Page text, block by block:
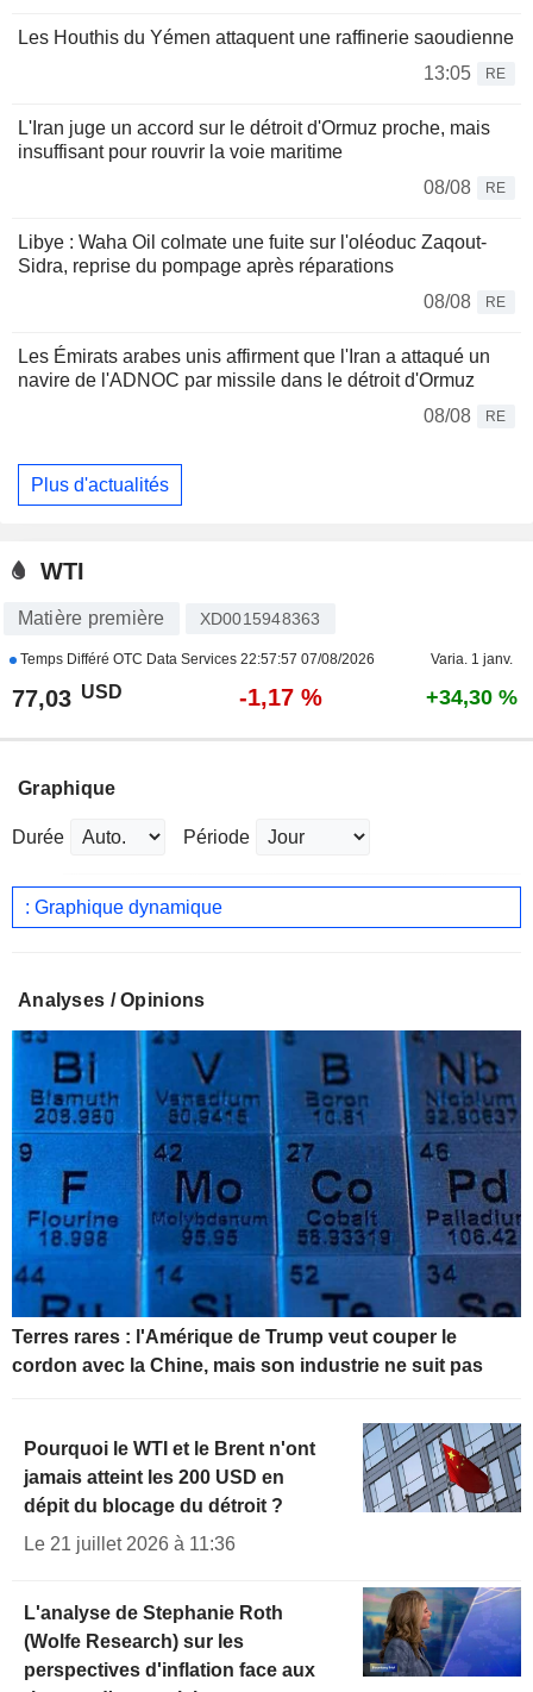
Les Houthis du Yémen attaquent une raffinerie saoudienne
13:05
RE
L'Iran juge un accord sur le détroit d'Ormuz proche, mais
insuffisant pour rouvrir la voie maritime
08/08
RE
Libye : Waha Oil colmate une fuite sur l'oléoduc Zaqout-
Sidra, reprise du pompage après réparations
08/08
RE
Les Émirats arabes unis affirment que l'Iran a attaqué un
navire de l'ADNOC par missile dans le détroit d'Ormuz
08/08
RE
Plus d'actualités
WTI
Matière première XD0015948363
Temps Différé OTC Data Services 22:57:57 07/08/2026 Varia. 1 janv.
77,03 USD -1,17 % +34,30 %
Graphique
Durée Période
: Graphique dynamique
Analyses / Opinions
Terres rares : l'Amérique de Trump veut couper le
cordon avec la Chine, mais son industrie ne suit pas
Pourquoi le WTI et le Brent n'ont
jamais atteint les 200 USD en
dépit du blocage du détroit ?
Le 21 juillet 2026 à 11:36
L'analyse de Stephanie Roth
(Wolfe Research) sur les
perspectives d'inflation face aux